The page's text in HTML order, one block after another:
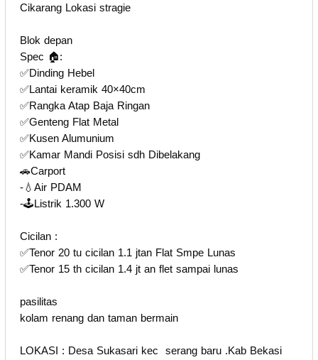
Cikarang Lokasi stragie
Blok depan
Spec 🏠:
✅Dinding Hebel
✅Lantai keramik 40×40cm
✅Rangka Atap Baja Ringan
✅Genteng Flat Metal
✅Kusen Alumunium
✅Kamar Mandi Posisi sdh Dibelakang
🚗Carport
-💧Air PDAM
-🕹Listrik 1.300 W
Cicilan :
✅Tenor 20 tu cicilan 1.1 jtan Flat Smpe Lunas
✅Tenor 15 th cicilan 1.4 jt an flet sampai lunas
pasilitas
kolam renang dan taman bermain
LOKASI : Desa Sukasari kec serang baru .Kab Bekasi